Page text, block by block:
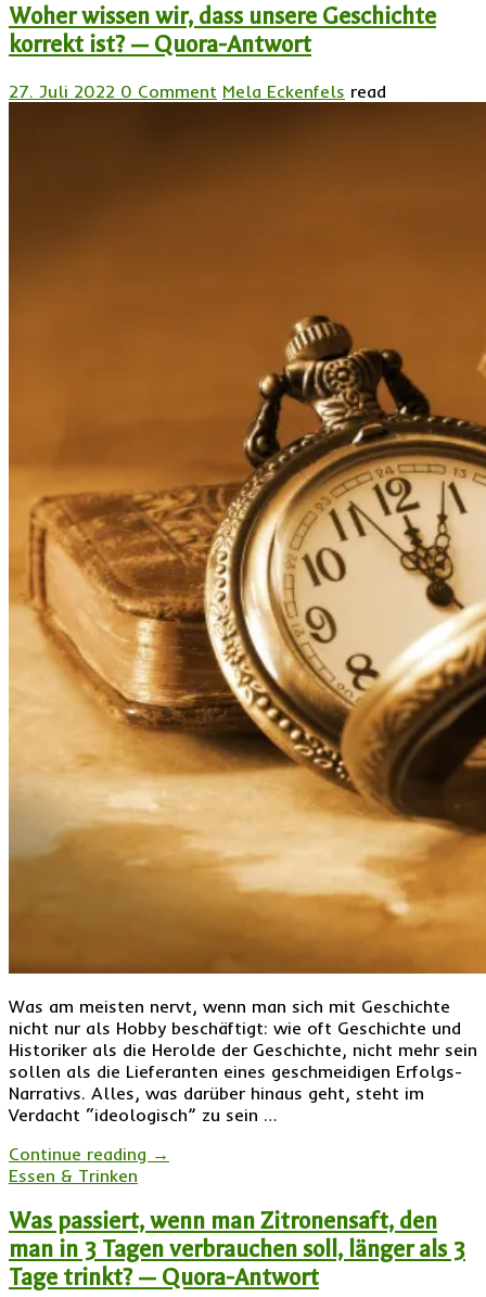
Woher wissen wir, dass unsere Geschichte
korrekt ist? — Quora-Antwort
27. Juli 2022 0 Comment Mela Eckenfels read
Was am meisten nervt, wenn man sich mit Geschichte
nicht nur als Hobby beschäftigt: wie oft Geschichte und
Historiker als die Herolde der Geschichte, nicht mehr sein
sollen als die Lieferanten eines geschmeidigen Erfolgs-
Narrativs. Alles, was darüber hinaus geht, steht im
Verdacht “ideologisch” zu sein …
Continue reading →
Essen & Trinken
Was passiert, wenn man Zitronensaft, den
man in 3 Tagen verbrauchen soll, länger als 3
Tage trinkt? — Quora-Antwort